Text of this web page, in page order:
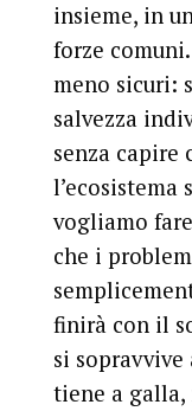
insieme, in
forze
meno sicuri:
salvezza
senza capire
l’ecosistema
vogliamo
che i
finirà con il
si sopravvive
tiene a galla,